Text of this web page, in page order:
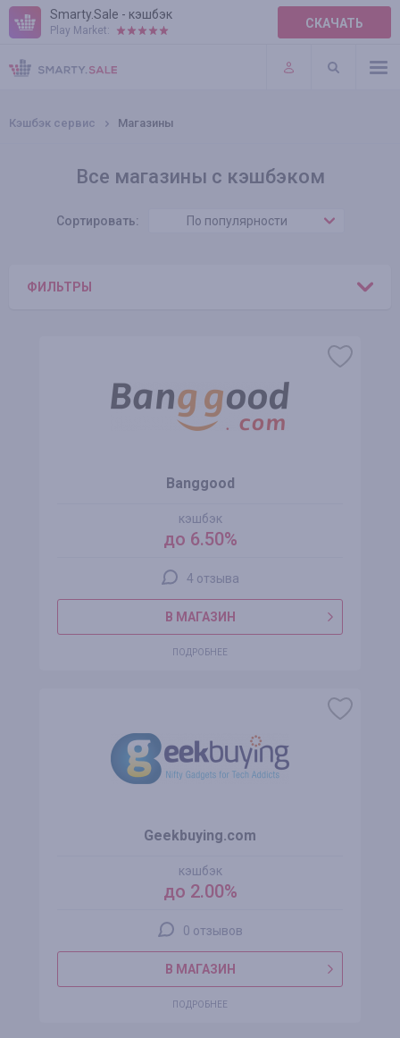
Smarty.Sale - кэшбэк
Play Market: СКАЧАТЬ
ПРАВИЛА
ПЛАГИНЫ
Кэшбэк сервис Магазины
Все магазины с кэшбэком
Сортировать: По популярности
ФИЛЬТРЫ
Banggood
кэшбэк
до 6.50%
4 отзыва
В МАГАЗИН
ПОДРОБНЕЕ
Geekbuying.com
кэшбэк
до 2.00%
0 отзывов
В МАГАЗИН
ПОДРОБНЕЕ